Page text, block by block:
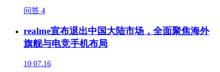
问答 4
realme宣布退出中国大陆市场，全面聚焦海外
旗舰与电竞手机布局
10 07.16